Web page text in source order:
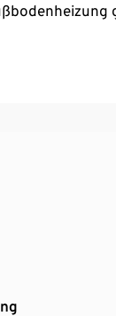
Material